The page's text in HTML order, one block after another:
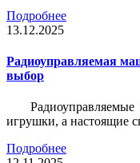
Подробнее
13.12.2025
Радиоуправляемая
выбор
игрушки, а настоящие
Подробнее